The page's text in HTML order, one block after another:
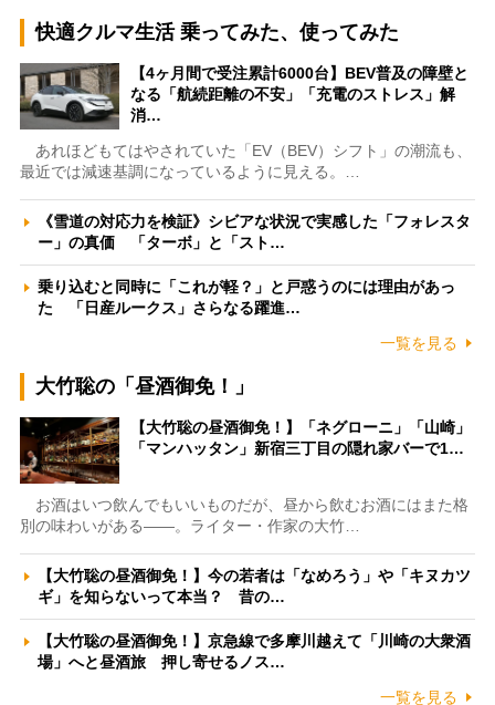
快適クルマ生活 乗ってみた、使ってみた
【4ヶ月間で受注累計6000台】BEV普及の障壁と
なる「航続距離の不安」「充電のストレス」解
消…
あれほどもてはやされていた「EV（BEV）シフト」の潮流も、
最近では減速基調になっているように見える。…
《雪道の対応力を検証》シビアな状況で実感した「フォレスタ
ー」の真価 「ターボ」と「スト…
乗り込むと同時に「これが軽？」と戸惑うのには理由があっ
た 「日産ルークス」さらなる躍進…
一覧を見る
大竹聡の「昼酒御免！」
【大竹聡の昼酒御免！】「ネグローニ」「山崎」
「マンハッタン」新宿三丁目の隠れ家バーで1…
お酒はいつ飲んでもいいものだが、昼から飲むお酒にはまた格
別の味わいがある――。ライター・作家の大竹…
【大竹聡の昼酒御免！】今の若者は「なめろう」や「キヌカツ
ギ」を知らないって本当？ 昔の…
【大竹聡の昼酒御免！】京急線で多摩川越えて「川崎の大衆酒
場」へと昼酒旅 押し寄せるノス…
一覧を見る